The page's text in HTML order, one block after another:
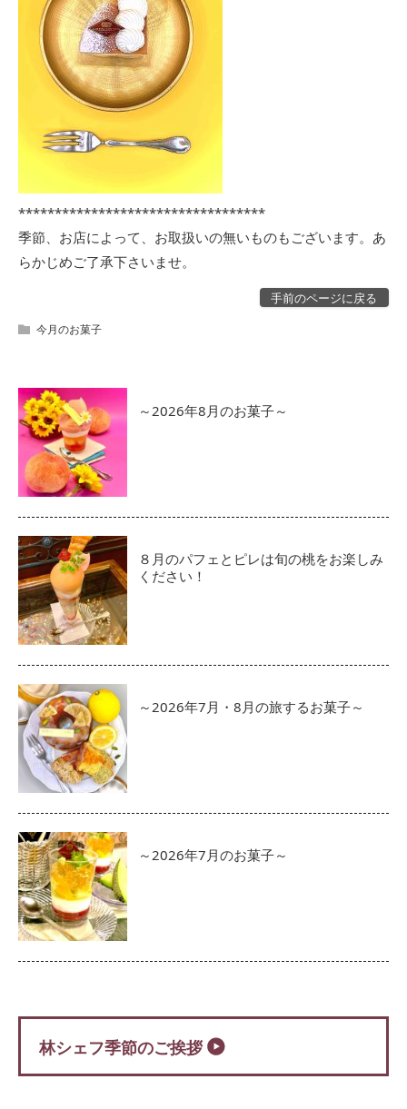
**********************************
季節、お店によって、お取扱いの無いものもございます。あ
らかじめご了承下さいませ。
手前のページに戻る
今月のお菓子
～2026年8月のお菓子～
８月のパフェとピレは旬の桃をお楽しみ
ください！
～2026年7月・8月の旅するお菓子～
～2026年7月のお菓子～
林シェフ季節のご挨拶